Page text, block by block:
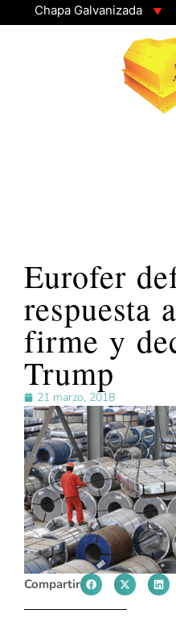
Chapa Galvanizada
GAMA 3 - Cuadrados
Eurofer
respuesta
firme y
Trump
21 marzo, 2018
Compartir